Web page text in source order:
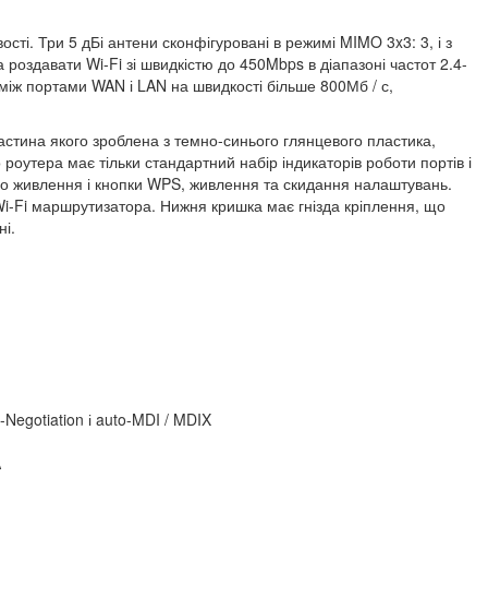
Три 5 дБі антени сконфігуровані в режимі MIMO 3x3: 3, і з
Wi-Fi зі швидкістю до 450Mbps в діапазоні частот 2.4-
портами WAN і LAN на швидкості більше 800Мб / с,
якого зроблена з темно-синього глянцевого пластика,
має тільки стандартний набір індикаторів роботи портів і
живлення і кнопки WPS, живлення та скидання налаштувань.
Fi маршрутизатора. Нижня кришка має гнізда кріплення, що
і auto-MDI / MDIX